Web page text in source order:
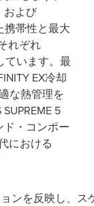
および
携帯性と最大
れぞれ
ています。最
EX冷却
な熱管理を
5
ド・コンポー
における
ンを反映し、